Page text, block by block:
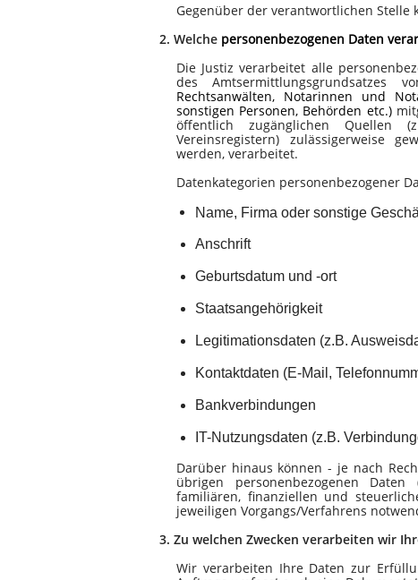
Gegenüber der verantwortlichen Stelle
2. Welche personenbezogenen Daten
Die Justiz verarbeitet alle
des
Rechtsanwälten, Notarinnen und
sonstigen Personen, Behörden etc.)
öffentlich zugänglichen Quellen
Vereinsregistern) zulässigerweise
werden, verarbeitet.
Datenkategorien personenbezogener
Name, Firma oder sonstige
Anschrift
Geburtsdatum und -ort
Staatsangehörigkeit
Legitimationsdaten (z.B.
Kontaktdaten (E-Mail,
Bankverbindungen
IT-Nutzungsdaten (z.B.
Darüber hinaus können - je nach
übrigen personenbezogenen
familiären, finanziellen und
jeweiligen Vorgangs/Verfahrens
3. Zu welchen Zwecken verarbeiten wir
Wir verarbeiten Ihre Daten zur